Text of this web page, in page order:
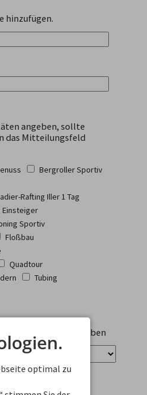
hinzufügen.
angeben, sollte
das Mitteilungsfeld
Bergroller Sportiv
Rafting Iller 1 Tag
Einsteiger
Sportiv
Floßbau
Quadtour
Tubing
zu Unterkünften geben
optimal zu